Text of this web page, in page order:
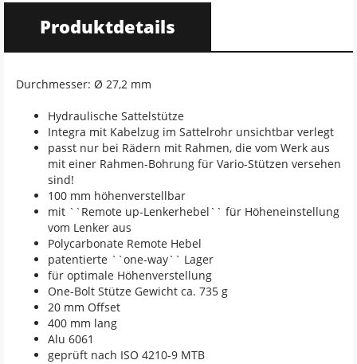
Produktdetails
Durchmesser: Ø 27,2 mm
Hydraulische Sattelstütze
Integra mit Kabelzug im Sattelrohr unsichtbar verlegt
passt nur bei Rädern mit Rahmen, die vom Werk aus
mit einer Rahmen-Bohrung für Vario-Stützen versehen
sind!
100 mm höhenverstellbar
mit ``Remote up-Lenkerhebel`` für Höheneinstellung
vom Lenker aus
Polycarbonate Remote Hebel
patentierte ``one-way`` Lager
für optimale Höhenverstellung
One-Bolt Stütze Gewicht ca. 735 g
20 mm Offset
400 mm lang
Alu 6061
geprüft nach ISO 4210-9 MTB